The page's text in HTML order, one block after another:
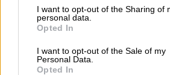
not limited to your visit or usage
grant or deny consent to Google and
use your data for below specified
consent section.
I want to opt-out of the Sharing of
personal data.
Opted In
I want to opt-out of the Sale of my
Personal Data.
Opted In